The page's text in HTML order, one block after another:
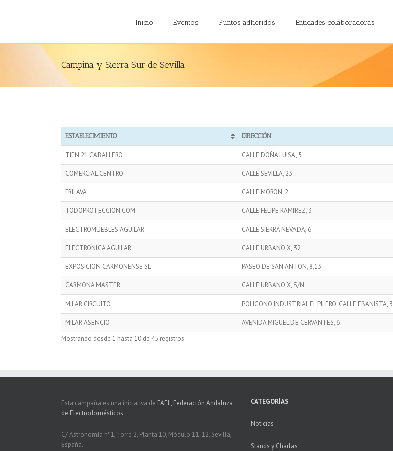
Inicio Eventos Puntos adheridos Entidades colaboradoras
Campiña y Sierra Sur de Sevilla
ESTABLECIMIENTO DIRECCIÓN
TIEN 21 CABALLERO CALLE DOÑA LUISA, 5
COMERCIAL CENTRO CALLE SEVILLA, 23
FRILAVA CALLE MORON, 2
TODOPROTECCION.COM CALLE FELIPE RAMIREZ, 3
ELECTROMUEBLES AGUILAR CALLE SIERRA NEVADA, 6
ELECTRONICA AGUILAR CALLE URBANO X, 32
EXPOSICION CARMONENSE SL PASEO DE SAN ANTON, 8,13
CARMONA MASTER CALLE URBANO X, S/N
MILAR CIRCUITO POLIGONO INDUSTRIAL EL PILERO, CALLE EBANISTA, 3
MILAR ASENCIO AVENIDA MIGUEL DE CERVANTES, 6
Mostrando desde 1 hasta 10 de 45 registros
Esta campaña es una iniciativa de FAEL, Federación Andaluza
de Electrodomésticos.
C/ Astronomía nº1, Torre 2, Planta 10, Módulo 11-12, Sevilla,
España.
CATEGORÍAS
Noticias
Stands y Charlas